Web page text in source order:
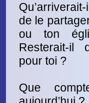
de le
ou ton
Resterait-il
pour toi ?
Que